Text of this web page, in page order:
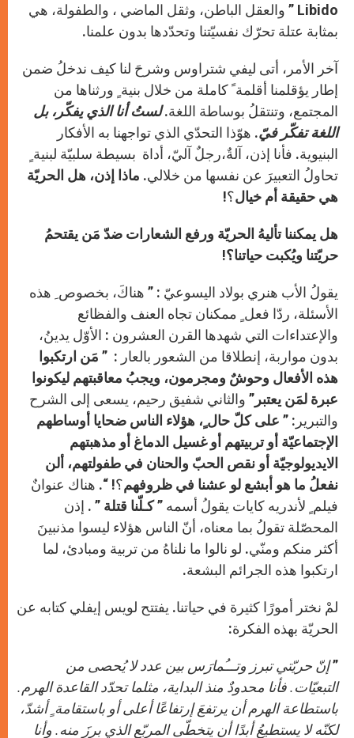
Libido ” والعقل الباطن، وثقل الماضي ، والطفولة، هي
بمثابة عتلة تحرّك نفسيّتنا وتحدّدها بدون علمنا.
آخر الأمر، أتى ليفي شتراوس وشرحَ لنا كيف ندخلُ ضمن
إطار يؤقلمنا أقلمة ً كاملة من خلال بنية ٍ ورثناها من
المجتمع، وتنتقلُ بوساطة اللغة.لستُ أنا الذي يفكّر، بل
اللغة تفكّر فيّ. هوّذا التحدّي الذي تواجهنا به الأفكار
البنيوية. فأنا إذن، آلةٌ،رجلٌ آليّ، أداة بسيطة سلبيّة لبنية ٍ
تحاولُ التعبيرَ عن نفسها من خلالي. ماذا إذن، هل الحريّة
هي حقيقة أم خيال؟!
هل يمكننا تأليهُ الحريّة ورفع الشعارات ضدّ مَن يقتحمُ
حريّتنا ويُكبت حياتنا؟!
يقولُ الأب هنري بولاد اليسوعيّ : ” هناكَ، بخصوص ِ هذه
الأسئلة، ردّا فعل ٍ ممكنان تجاه العنف والفظائع
والإعتداءات التي شهدها القرن العشرون : الأوّل يدينُ،
بدون مواربة، إنطلاقا من الشعور بالعار : ” مَن ارتكبوا
هذه الأفعال وحوشٌ ومجرمون، ويجبُ معاقبتهم ليكونوا
عبرة لمَن يعتبر ” والثاني شفيق رحيم، يسعى إلى الشرح
والتبرير: ” على كلّ حال ٍ، هؤلاء الناس ضحايا أوساطهم
الإجتماعيّة أو تربيتهم أو غسيل الدماغ أو مذهبتهم
الايديولوجيّة أو نقص الحبّ والحنان في طفولتهم، ألن
نفعلُ ما هو أبشع لو عشنا في ظروفهم؟! “. هناك عنوانٌ
فيلم ٍ لأندريه كايات يقولُ أسمه ”كـلّنا قتلة ” . إذن
المحصّلة تقولُ بما معناه، أنّ الناس هؤلاء ليسوا مذنبينَ
أكثر منكم ومنّي. لو نالوا ما نلناهُ من تربية ومبادئ، لما
ارتكبوا هذه الجرائم البشعة.
لمْ نختر أمورًا كثيرة في حياتنا. يفتتح لويس إيفلي كتابه عن
الحريّة بهذه الفكرة:
”إنّ حريّتي تبرز وتـــُمارَس بين عدد لا يُحصى من
التبعيّات. فأنا محدودٌ منذ البداية، مثلما تحدّد القاعدة الهرم.
باستطاعة الهرم أن يرتفعَ إرتفاعًا أعلى أو باستقامة ٍ أشدّ،
لكنّه لا يستطيعُ أبدًا أن يتخطّى المربّع الذي برزَ منه. وأنا